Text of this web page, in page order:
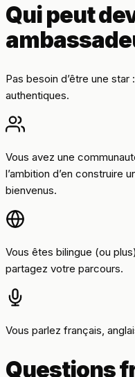
Qui peut
Pas besoin d’être une
authentiques.
Vous avez une
l’ambition d’en construire
bienvenus.
Vous êtes bilingue (ou
partagez votre parcours.
Vous parlez français,
Questions